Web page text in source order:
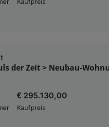
Kaufpreis
der Zeit > Neubau-
€ 295.130,00
Kaufpreis